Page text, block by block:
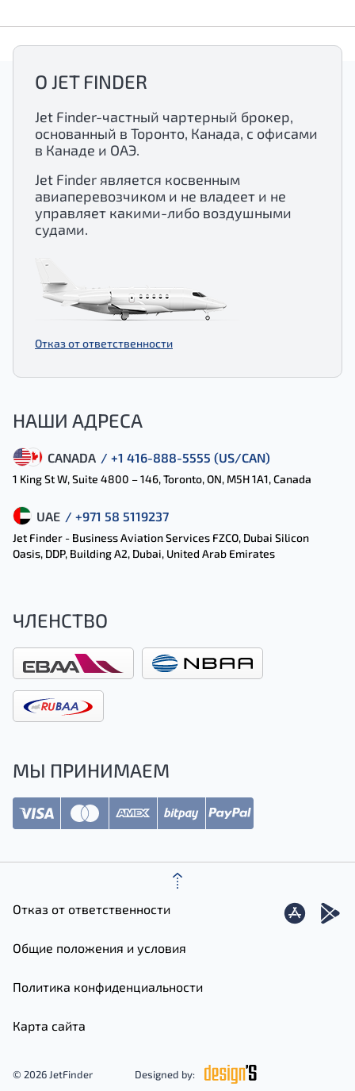
О JET FINDER
Jet Finder-частный чартерный брокер,
основанный в Торонто, Канада, с офисами
в Канаде и ОАЭ.
Jet Finder является косвенным
авиаперевозчиком и не владеет и не
управляет какими-либо воздушными
судами.
Отказ от ответственности
НАШИ АДРЕСА
CANADA / +1 416-888-5555 (US/CAN)
1 King St W, Suite 4800 – 146, Toronto, ON, M5H 1A1, Canada
UAE / +971 58 5119237
Jet Finder - Business Aviation Services FZCO, Dubai Silicon
Oasis, DDP, Building A2, Dubai, United Arab Emirates
ЧЛЕНСТВО
МЫ ПРИНИМАЕМ
Отказ от ответственности
Общие положения и условия
Политика конфиденциальности
Карта сайта
© 2026 JetFinder Designed by: